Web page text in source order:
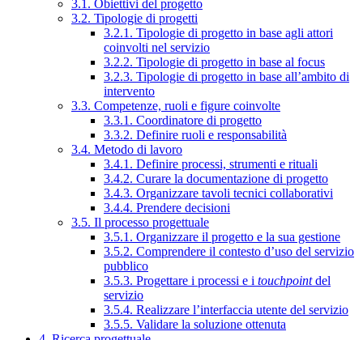
3.1. Obiettivi del progetto
3.2. Tipologie di progetti
3.2.1. Tipologie di progetto in base agli attori
coinvolti nel servizio
3.2.2. Tipologie di progetto in base al focus
3.2.3. Tipologie di progetto in base all’ambito di
intervento
3.3. Competenze, ruoli e figure coinvolte
3.3.1. Coordinatore di progetto
3.3.2. Definire ruoli e responsabilità
3.4. Metodo di lavoro
3.4.1. Definire processi, strumenti e rituali
3.4.2. Curare la documentazione di progetto
3.4.3. Organizzare tavoli tecnici collaborativi
3.4.4. Prendere decisioni
3.5. Il processo progettuale
3.5.1. Organizzare il progetto e la sua gestione
3.5.2. Comprendere il contesto d’uso del servizio
pubblico
3.5.3. Progettare i processi e i touchpointdel
servizio
3.5.4. Realizzare l’interfaccia utente del servizio
3.5.5. Validare la soluzione ottenuta